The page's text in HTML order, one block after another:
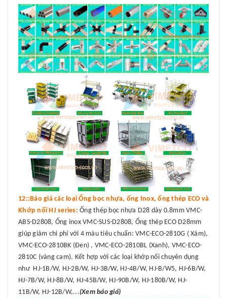
12::Báo giá các loại Ống bọc nhựa, ống Inox, ống thép ECO và
Khớp nối HJ series: Ống thép bọc nhựa D28 dày 0.8mm VMC-
ABS-D2808, Ống inox VMC-SUS-D2808, Ống thép ECO D28mm
giúp giảm chi phí với 4 màu tiêu chuẩn: VMC-ECO-2810G ( Xám),
VMC-ECO-2810BK (Đen) , VMC-ECO-2810BL (Xanh), VMC-ECO-
2810C (vàng cam). Kết hợp với các loại khớp nối chuyên dụng
như HJ-1B/W, HJ-2B/W, HJ-3B/W, HJ-4B/W, HJ-B/W5, HJ-6B/W,
HJ-7B/W, HJ-8B/W, HJ-45B/W, HJ-90B/W, HJ-180B/W, HJ-
11B/W, HJ-12B/W,...(Xem báo giá)